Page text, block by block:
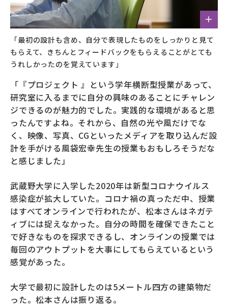
「最初の設計も含め、自分で表現したものをしっかりと見て
もらえて、きちんとフィードバックをもらえることがとても
うれしかったのを覚えています」
「『プロジェクト 』という学年横断型授業があって、
研究室に入るまでに自分の興味のあることにチャレン
ジできるのが魅力的でした。実践的な環境があると思
ったんですよね。それから、自然の光や風だけでな
く、映像、写真、CGといったメディアを取り込んだ設
計を手がける風袋宏幸先生の授業もおもしろそうだな
と感じました」
武蔵野大学に入学した2020年は新型コロナウイルス
感染症が拡大していた。コロナ禍の真っただ中、授業
はすべてオンラインで行われたが、松本さんはネガテ
ィブには捉えなかった。自分の時間を確保できたこと
で好きなものを探求できるし、オンラインの授業では
毎回のアウトプットを大事にしてもらえているという
感覚があった。
大学で最初に設計したのは5メートル四方の建築物だ
った。松本さんは振り返る。